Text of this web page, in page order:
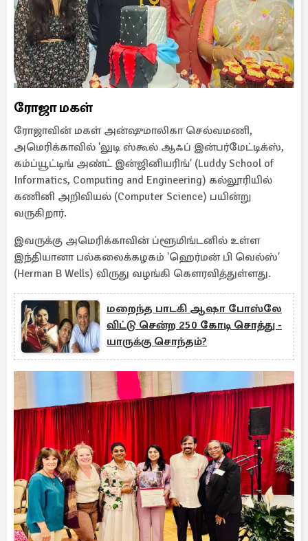
ரோஜா மகள்
ரோஜாவின் மகள் அன்ஷுமாலிகா செல்வமணி,
அமெரிக்காவில் 'லுடி ஸ்கூல் ஆஃப் இன்பர்மேட்டிக்ஸ்,
கம்ப்யூட்டிங் அண்ட் இன்ஜினியரிங்' (Luddy School of
Informatics, Computing and Engineering) கல்லூரியில்
கணினி அறிவியல் (Computer Science) பயின்று
வருகிறார்.
இவருக்கு அமெரிக்காவின் ப்ளூமிங்டனில் உள்ள
இந்தியானா பல்கலைக்கழகம் 'ஹெர்மன் பி வெல்ஸ்'
(Herman B Wells) விருது வழங்கி கௌரவித்துள்ளது.
மறைந்த பாடகி ஆஷா போஸ்லே
விட்டு சென்ற 250 கோடி சொத்து -
யாருக்கு சொந்தம்?